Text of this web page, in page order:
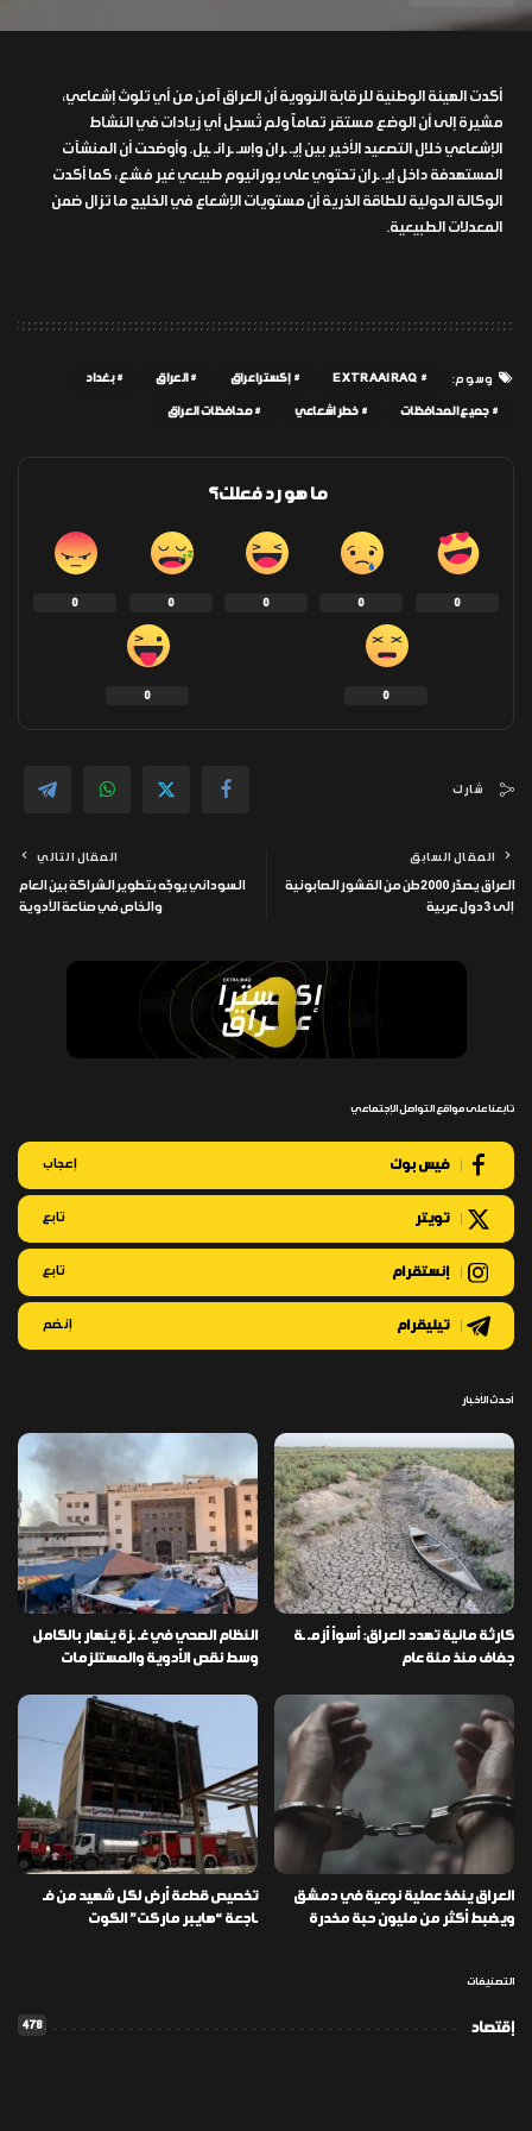
أكدت الهيئة الوطنية للرقابة النووية أن العراق آمن من أي تلوث إشعاعي،
مشيرة إلى أن الوضع مستقر تماماً ولم تُسجل أي زيادات في النشاط
الإشعاعي خلال التصعيد الأخير بين إيـ ـران وإسـ ـرائـ ـيل. وأوضحت أن المنشآت
المستهدفة داخل إيـ ـران تحتوي على يورانيوم طبيعي غير مُشع، كما أكدت
الوكالة الدولية للطاقة الذرية أن مستويات الإشعاع في الخليج ما تزال ضمن
المعدلات الطبيعية.
وسوم: EXTRAAIRAQ إكسترا عراق العراق بغداد
جميع المحافظات خطر اشعاعي محافظات العراق
ما هو رد فعلك؟
0
0
0
0
0
0
0
شارك
المقال السابق
العراق يصدّر 2000 طن من القشور الصابونية
إلى 3 دول عربية
المقال التالي
السوداني يوجّه بتطوير الشراكة بين العام
والخاص في صناعة الأدوية
تابعنا على مواقع التواصل الإجتماعي
فيس بوك إعجاب
تويتر تابع
إنستقرام تابع
تيليقرام إنضم
أحدث الأخبار
كارثة مائية تهدد العراق: أسوأ أزمـ ـة
جفاف منذ مئة عام
النظام الصحي في غـ ـزة ينهار بالكامل
وسط نقص الأدوية والمستلزمات
العراق ينفذ عملية نوعية في دمشق
ويضبط أكثر من مليون حبة مخدرة
تخصيص قطعة أرض لكل شهيد من فـ
ـاجعة “هايبر ماركت” الكوت
التصنيفات
إقتصاد 478